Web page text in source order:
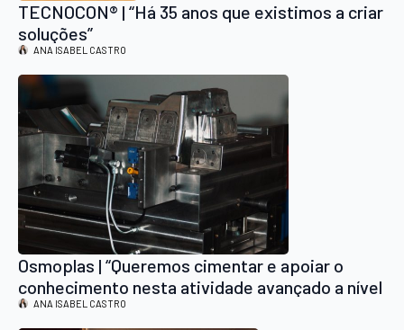
TECNOCON® | “Há 35 anos que existimos a criar
soluções”
ANA ISABEL CASTRO
Osmoplas | “Queremos cimentar e apoiar o
conhecimento nesta atividade avançado a nível
tecnológico”
ANA ISABEL CASTRO